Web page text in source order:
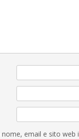
nome, email e sito web